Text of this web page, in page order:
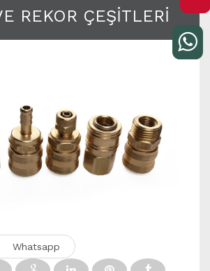
REKOR ÇEŞİTLERİ
Whatsapp